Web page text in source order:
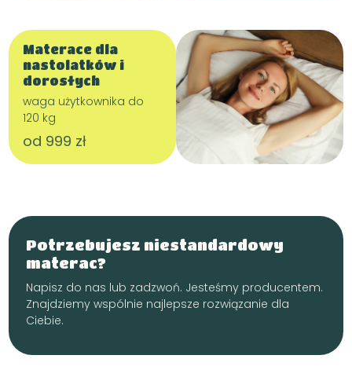
Materace dla
nastolatków i
dorosłych
waga użytkownika do
120 kg
od 999 zł
Potrzebujesz niestandardowy
materac?
Napisz do nas lub zadzwoń. Jesteśmy producentem.
Znajdziemy wspólnie najlepsze rozwiązanie dla
Ciebie.